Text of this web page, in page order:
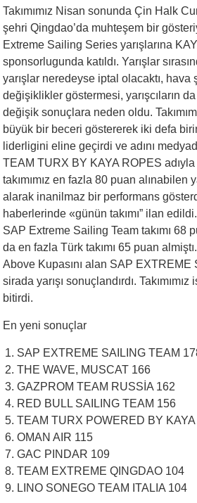
Takımımız Nisan sonunda Çin Halk
şehri Qingdao’da muhteşem bir
Extreme Sailing Series yarışlarına
sponsorlugunda katıldı. Yarışlar
yarışlar neredeyse iptal olacaktı, hava
değişiklikler göstermesi, yarışcıların
değişik sonuçlara neden oldu.
büyük bir beceri göstererek iki defa
liderligini eline geçirdi ve adını
TEAM TURX BY KAYA ROPES
takımımız en fazla 80 puan alınabilen
alarak inanilmaz bir performans
haberlerinde «günün takımı” ilan
SAP Extreme Sailing Team takımı 68
da en fazla Türk takımı 65 puan
Above Kupasını alan SAP
sirada yarışı sonuçlandırdı. Takımımız
bitirdi.
En yeni sonuçlar
SAP EXTREME SAILING TEAM
THE WAVE, MUSCAT 166
GAZPROM TEAM RUSSİA 162
RED BULL SAILING TEAM 156
TEAM TURX POWERED BY
OMAN AIR 115
GAC PINDAR 109
TEAM EXTREME QINGDAO 104
LINO SONEGO TEAM ITALIA 104